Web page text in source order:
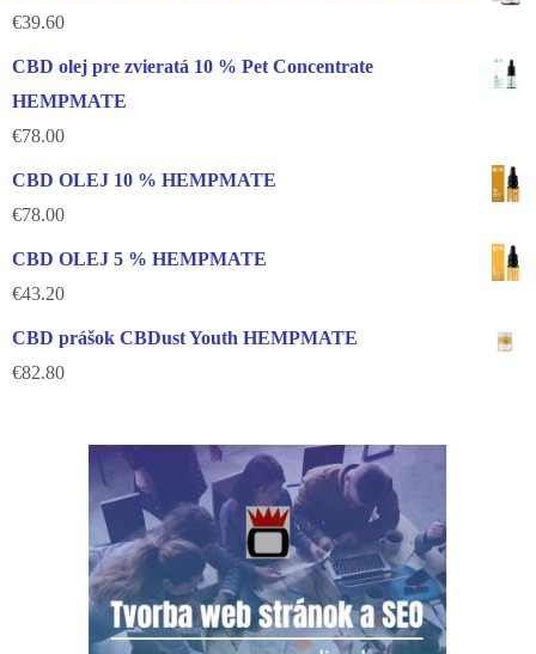
€39.60
CBD olej pre zvieratá 10 % Pet Concentrate
HEMPMATE
€78.00
CBD OLEJ 10 % HEMPMATE
€78.00
CBD OLEJ 5 % HEMPMATE
€43.20
CBD prášok CBDust Youth HEMPMATE
€82.80